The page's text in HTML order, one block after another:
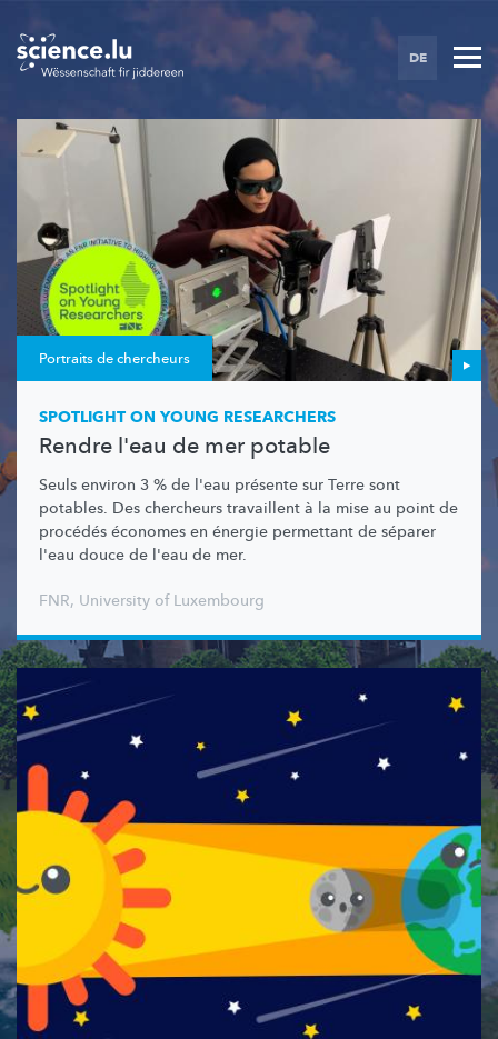
main
DE
Portraits de chercheurs
SPOTLIGHT ON YOUNG RESEARCHERS
Rendre l'eau de mer potable
Seuls environ 3 % de l'eau présente sur Terre sont
potables. Des chercheurs travaillent à la mise au point de
procédés économes en énergie permettant de séparer
l'eau douce de l'eau de mer.
FNR, University of Luxembourg